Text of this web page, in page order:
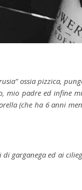
ossia pizzica,
mio padre ed infine
(che ha 6 anni
di garganega ed ai